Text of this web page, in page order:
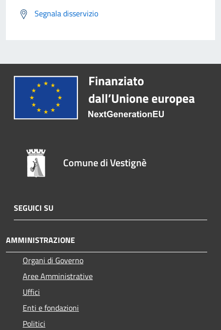
Segnala disservizio
Comune di Vestignè
SEGUICI SU
AMMINISTRAZIONE
Organi di Governo
Aree Amministrative
Uffici
Enti e fondazioni
Politici